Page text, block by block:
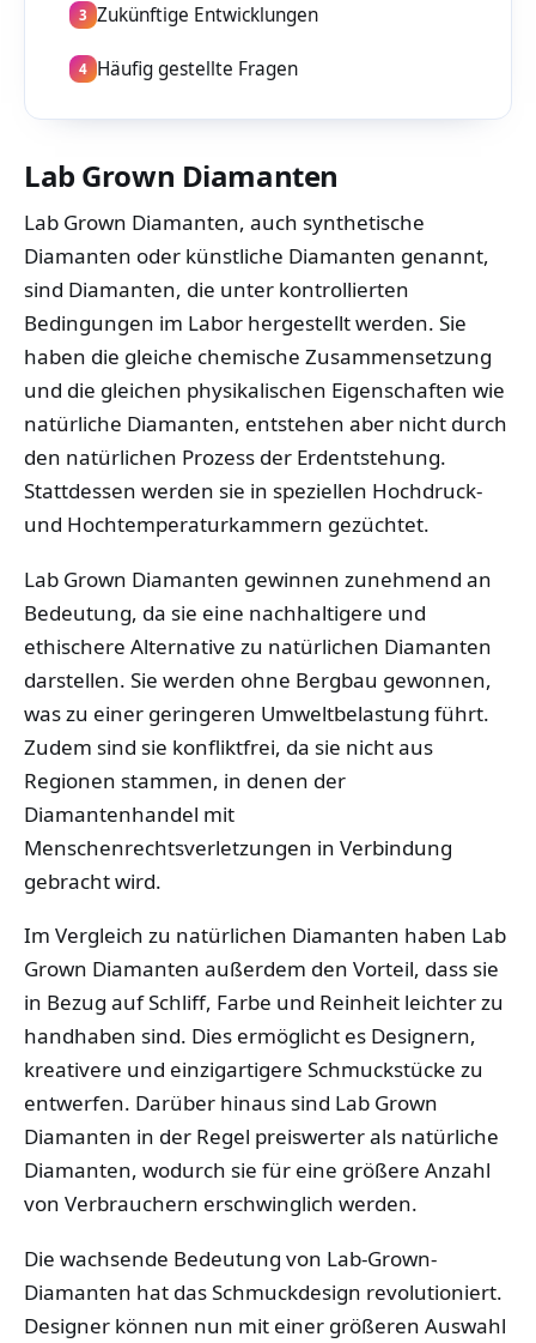
3 Zukünftige Entwicklungen
4 Häufig gestellte Fragen
Lab Grown Diamanten
Lab Grown Diamanten, auch synthetische
Diamanten oder künstliche Diamanten genannt,
sind Diamanten, die unter kontrollierten
Bedingungen im Labor hergestellt werden. Sie
haben die gleiche chemische Zusammensetzung
und die gleichen physikalischen Eigenschaften wie
natürliche Diamanten, entstehen aber nicht durch
den natürlichen Prozess der Erdentstehung.
Stattdessen werden sie in speziellen Hochdruck-
und Hochtemperaturkammern gezüchtet.
Lab Grown Diamanten gewinnen zunehmend an
Bedeutung, da sie eine nachhaltigere und
ethischere Alternative zu natürlichen Diamanten
darstellen. Sie werden ohne Bergbau gewonnen,
was zu einer geringeren Umweltbelastung führt.
Zudem sind sie konfliktfrei, da sie nicht aus
Regionen stammen, in denen der
Diamantenhandel mit
Menschenrechtsverletzungen in Verbindung
gebracht wird.
Im Vergleich zu natürlichen Diamanten haben Lab
Grown Diamanten außerdem den Vorteil, dass sie
in Bezug auf Schliff, Farbe und Reinheit leichter zu
handhaben sind. Dies ermöglicht es Designern,
kreativere und einzigartigere Schmuckstücke zu
entwerfen. Darüber hinaus sind Lab Grown
Diamanten in der Regel preiswerter als natürliche
Diamanten, wodurch sie für eine größere Anzahl
von Verbrauchern erschwinglich werden.
Die wachsende Bedeutung von Lab-Grown-
Diamanten hat das Schmuckdesign revolutioniert.
Designer können nun mit einer größeren Auswahl